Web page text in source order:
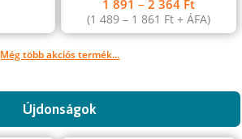
1 891 – 2 364 Ft
(1 489 – 1 861 Ft+ ÁFA)
Még több akciós termék...
Újdonságok